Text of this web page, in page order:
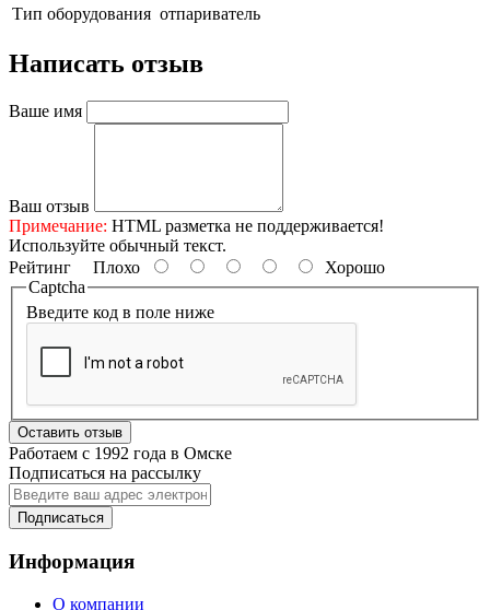
Тип оборудования отпариватель
Написать отзыв
Ваше имя
Ваш отзыв
Примечание: HTML разметка не поддерживается!
Используйте обычный текст.
Рейтинг Плохо
Хорошо
Captcha
Введите код в поле ниже
Оставить отзыв
Работаем с 1992 года в Омске
Подписаться на рассылку
Подписаться
Информация
О компании